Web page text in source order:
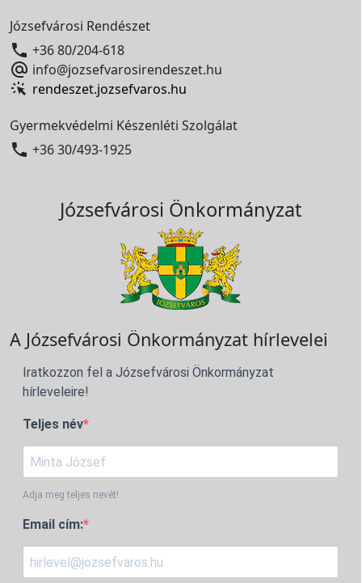
Józsefvárosi Rendészet
 +36 80/204-618
 info@jozsefvarosirendeszet.hu
rendeszet.jozsefvaros.hu
Gyermekvédelmi Készenléti Szolgálat
 +36 30/493-1925
Józsefvárosi Önkormányzat
A Józsefvárosi Önkormányzat hírlevelei
Iratkozzon fel a Józsefvárosi Önkormányzat
hírleveleire!
Teljes név
Adja meg teljes nevét!
Email cím: